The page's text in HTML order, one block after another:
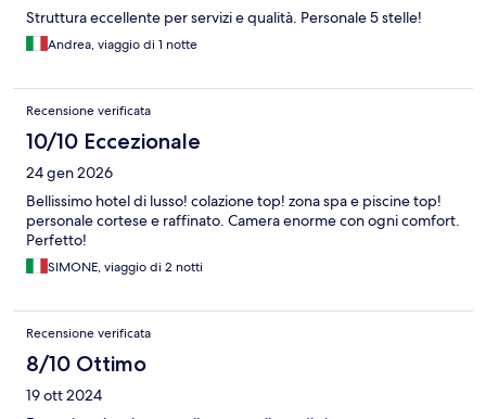
Struttura eccellente per servizi e qualità. Personale 5 stelle!
Andrea, viaggio di 1 notte
Recensione verificata
10/10 Eccezionale
24 gen 2026
Bellissimo hotel di lusso! colazione top! zona spa e piscine top!
personale cortese e raffinato. Camera enorme con ogni comfort.
Perfetto!
SIMONE, viaggio di 2 notti
Recensione verificata
8/10 Ottimo
19 ott 2024